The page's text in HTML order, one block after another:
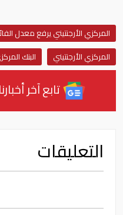
المركزي الأرجنتيني يرفع معدل
المركزي الأرجنتيني
البنك
تابع آخر
التعليقات